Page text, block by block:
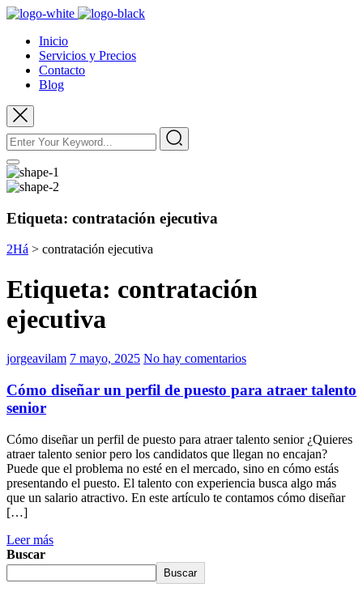
Inicio
Servicios y Precios
Contacto
Blog
Etiqueta: contratación ejecutiva
2Há > contratación ejecutiva
Etiqueta: contratación
ejecutiva
jorgeavilam 7 mayo, 2025 No hay comentarios
Cómo diseñar un perfil de puesto para atraer talento
senior
Cómo diseñar un perfil de puesto para atraer talento senior ¿Quieres
atraer talento senior pero los candidatos que llegan no encajan?
Puede que el problema no esté en el mercado, sino en cómo estás
presentando el puesto. El talento con experiencia busca algo más
que un salario atractivo. En este artículo te contamos cómo diseñar
[…]
Leer más
Buscar
Buscar